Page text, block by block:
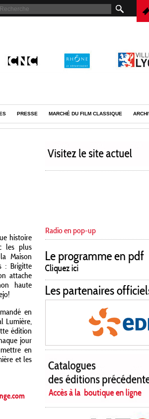
PRESSE MARCHÉ DU FILM CLASSIQUE
histoire
les plus
Maison
: Brigitte
attache
haute
en
Lumière,
édition
jour
en
et les
Radio en pop-up